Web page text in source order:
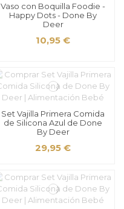
Vaso con Boquilla Foodie -
Happy Dots - Done By
Deer
10,95 €
Set Vajilla Primera Comida
de Silicona Azul de Done
By Deer
29,95 €